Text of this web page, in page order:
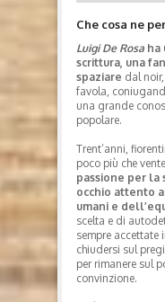
Che cosa ne
Luigi De Rosa ha
scrittura, una
spaziare dal
favola,
una grande
popolare.
Trent’anni,
poco più che
passione per la
occhio attento
umani e
scelta e di
sempre accettate
chiudersi sul
per rimanere sul
convinzione.